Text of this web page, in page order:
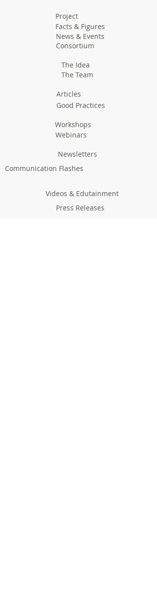
Articles
Good Practices
Workshops
Webinars
Newsletters
Communication Flashes
Videos & Edutainment
Press Releases
The Idea
The Team
Project
Facts & Figures
Consortium
News & Events